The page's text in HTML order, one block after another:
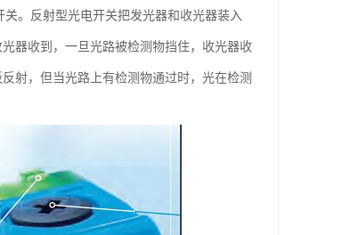
。反射型光电开关把发光器和收光器装入
器收到，一旦光路被检测物挡住，收光器收
射，但当光路上有检测物通过时，光在检测